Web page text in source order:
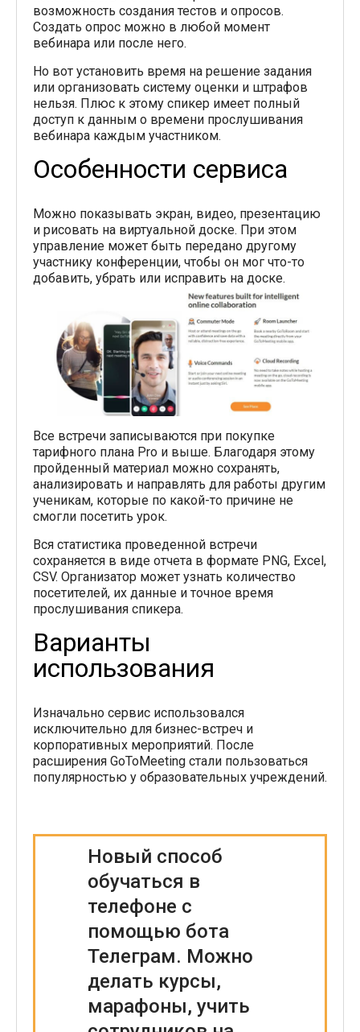
возможность создания тестов и опросов.
Создать опрос можно в любой момент
вебинара или после него.
Но вот установить время на решение задания
или организовать систему оценки и штрафов
нельзя. Плюс к этому спикер имеет полный
доступ к данным о времени прослушивания
вебинара каждым участником.
Особенности сервиса
Можно показывать экран, видео, презентацию
и рисовать на виртуальной доске. При этом
управление может быть передано другому
участнику конференции, чтобы он мог что-то
добавить, убрать или исправить на доске.
Все встречи записываются при покупке
тарифного плана Pro и выше. Благодаря этому
пройденный материал можно сохранять,
анализировать и направлять для работы другим
ученикам, которые по какой-то причине не
смогли посетить урок.
Вся статистика проведенной встречи
сохраняется в виде отчета в формате PNG, Excel,
CSV. Организатор может узнать количество
посетителей, их данные и точное время
прослушивания спикера.
Варианты
использования
Изначально сервис использовался
исключительно для бизнес-встреч и
корпоративных мероприятий. После
расширения GoToMeeting стали пользоваться
популярностью у образовательных учреждений.
Новый способ
обучаться в
телефоне с
помощью бота
Телеграм. Можно
делать курсы,
марафоны, учить